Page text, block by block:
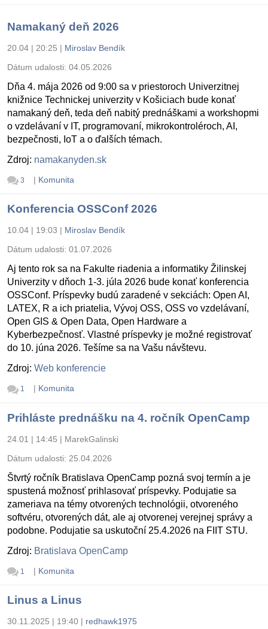
Namakaný deň 2026
20.04 | 20:25 | Miroslav Bendík
Dátum udalosti: 04.05.2026
Dňa 4. mája 2026 od 9:00 sa v priestoroch Univerzitnej
knižnice Technickej univerzity v Košiciach bude konať
namakaný deň, teda deň nabitý prednáškami a workshopmi
o vzdelávaní v IT, programovaní, mikrokontroléroch, AI,
bezpečnosti, IoT a o ďalších témach.
Zdroj: namakanyden.sk
3 | Komunita
Konferencia OSSConf 2026
10.04 | 19:03 | Miroslav Bendík
Dátum udalosti: 01.07.2026
Aj tento rok sa na Fakulte riadenia a informatiky Žilinskej
Univerzity v dňoch 1-3. júla 2026 bude konať konferencia
OSSConf. Príspevky budú zaradené v sekciách: Open AI,
LATEX, R a ich priatelia, Vývoj OSS, OSS vo vzdelávaní,
Open GIS & Open Data, Open Hardware a
Kyberbezpečnosť. Vlastné príspevky je možné registrovať
do 10. júna 2026. Tešíme sa na Vašu návštevu.
Zdroj: Web konferencie
1 | Komunita
Prihláste prednášku na 4. ročník OpenCamp
24.01 | 14:45 | MarekGalinski
Dátum udalosti: 25.04.2026
Štvrtý ročník Bratislava OpenCamp pozná svoj termín a je
spustená možnosť prihlasovať príspevky. Podujatie sa
zameriava na témy otvorených technológii, otvoreného
softvéru, otvorených dát, ale aj otvorenej verejnej správy a
podobne. Podujatie sa uskutoční 25.4.2026 na FIIT STU.
Zdroj: Bratislava OpenCamp
1 | Komunita
Linus a Linus
30.11.2025 | 19:40 | redhawk1975